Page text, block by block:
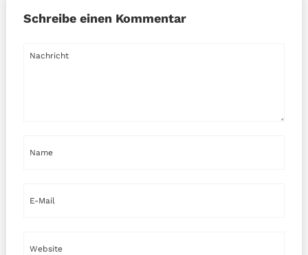
Schreibe einen Kommentar